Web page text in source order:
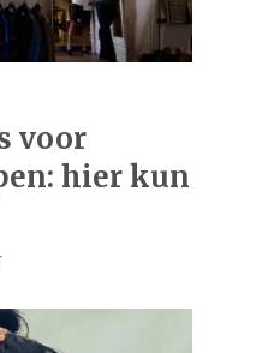
voor
hier kun